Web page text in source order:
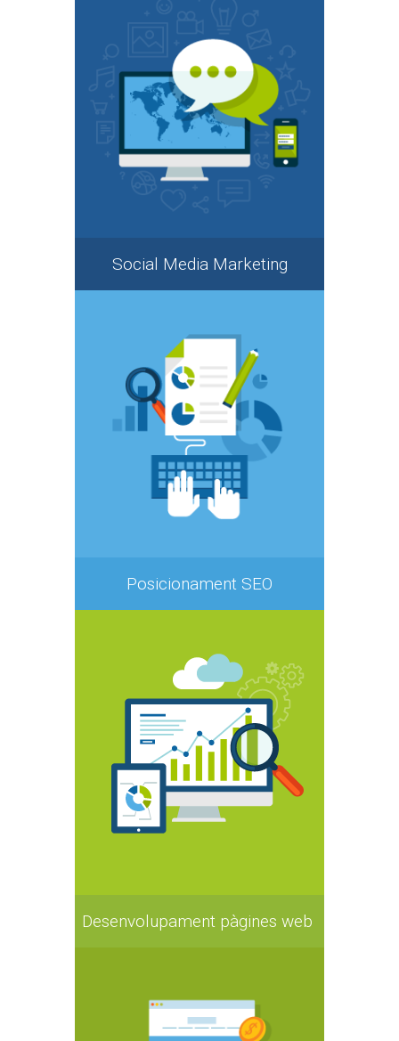
Social Media Marketing
Posicionament SEO
Desenvolupament pàgines web